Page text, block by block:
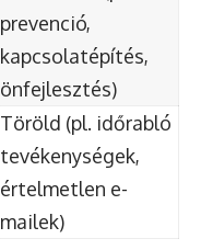
prevenció,
kapcsolatépítés,
önfejlesztés)
Töröld (pl. időrabló
tevékenységek,
értelmetlen e-
mailek)